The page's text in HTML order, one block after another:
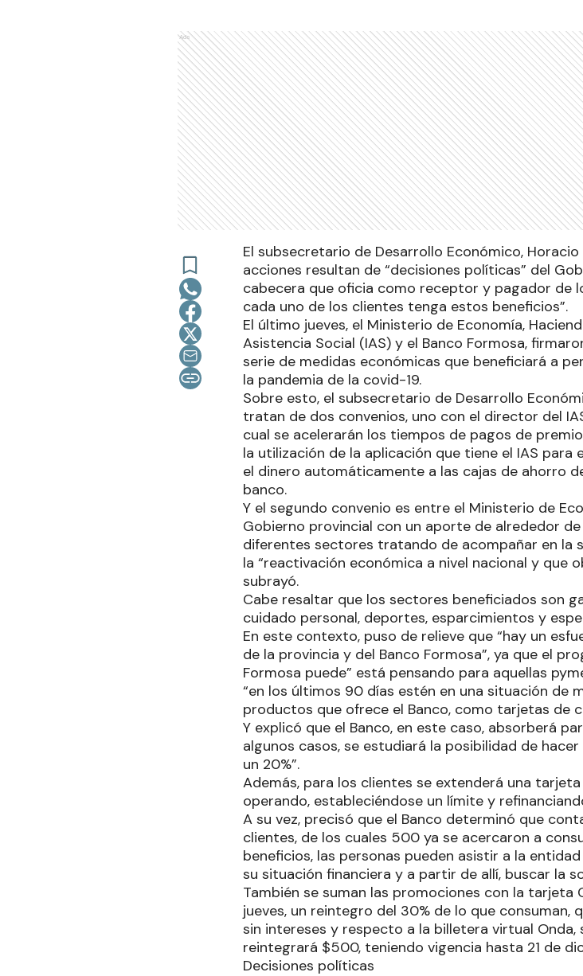
Ads
El subsecretario de Desarrollo Económico,
acciones resultan de “decisiones políticas” del
cabecera que oficia como receptor y pagador de
cada uno de los clientes tenga estos beneficios”.
El último jueves, el Ministerio de Economía,
Asistencia Social (IAS) y el Banco Formosa,
serie de medidas económicas que beneficiará a
la pandemia de la covid-19.
Sobre esto, el subsecretario de Desarrollo
tratan de dos convenios, uno con el director del
cual se acelerarán los tiempos de pagos de
la utilización de la aplicación que tiene el IAS para
el dinero automáticamente a las cajas de ahorro
banco.
Y el segundo convenio es entre el Ministerio de
Gobierno provincial con un aporte de alrededor
diferentes sectores tratando de acompañar en la
la “reactivación económica a nivel nacional y que
subrayó.
Cabe resaltar que los sectores beneficiados son
cuidado personal, deportes, esparcimientos y
En este contexto, puso de relieve que “hay un
de la provincia y del Banco Formosa”, ya que el
Formosa puede” está pensando para aquellas
“en los últimos 90 días estén en una situación de
productos que ofrece el Banco, como tarjetas de
Y explicó que el Banco, en este caso, absorberá
algunos casos, se estudiará la posibilidad de
un 20%”.
Además, para los clientes se extenderá una
operando, estableciéndose un límite y
A su vez, precisó que el Banco determinó que
clientes, de los cuales 500 ya se acercaron a
beneficios, las personas pueden asistir a la
su situación financiera y a partir de allí, buscar la
También se suman las promociones con la tarjeta
jueves, un reintegro del 30% de lo que consuman,
sin intereses y respecto a la billetera virtual
reintegrará $500, teniendo vigencia hasta 21 de
Decisiones políticas